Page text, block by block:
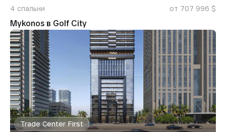
4 спальни от 707 996 $
Mykonos в Golf City
Trade Center First